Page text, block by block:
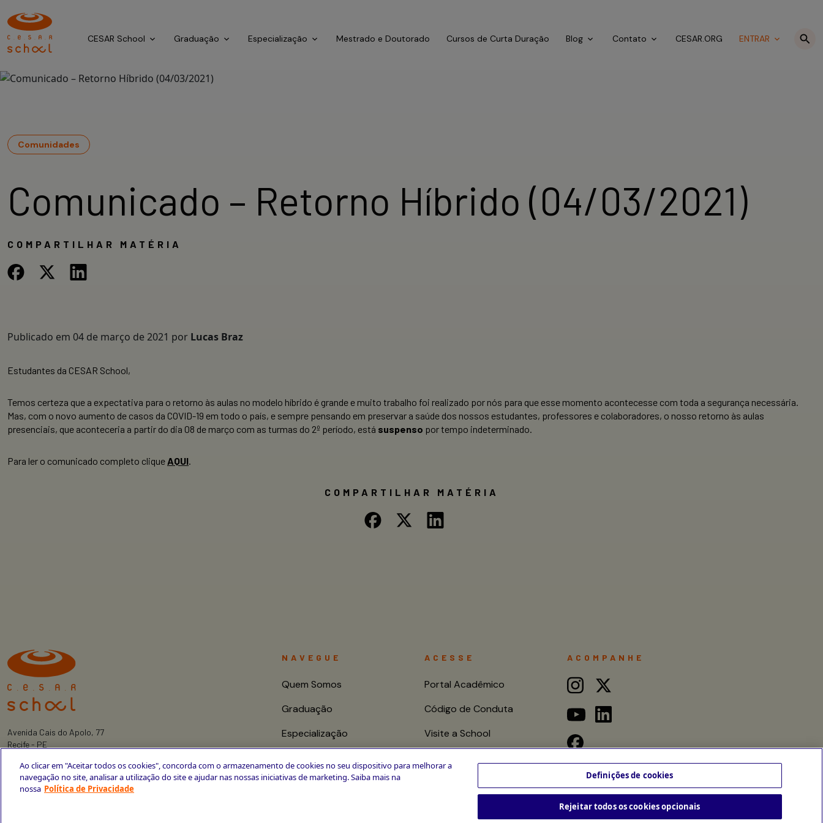
CESAR School Graduação Especialização Mestrado e Doutorado Cursos de Curta Duração Blog Contato CESAR.ORG ENTRAR
Comunidades
Comunicado – Retorno Híbrido (04/03/2021)
COMPARTILHAR MATÉRIA
Publicado em 04 de março de 2021 por Lucas Braz
Estudantes da CESAR School,
Temos certeza que a expectativa para o retorno às aulas no modelo híbrido é grande e muito trabalho foi realizado por nós para que esse momento acontecesse com toda a segurança necessária.
Mas, com o novo aumento de casos da COVID-19 em todo o país, e sempre pensando em preservar a saúde dos nossos estudantes, professores e colaboradores, o nosso retorno às aulas
presenciais, que aconteceria a partir do dia 08 de março com as turmas do 2º período, está suspenso por tempo indeterminado.
Para ler o comunicado completo clique AQUI.
COMPARTILHAR MATÉRIA
Avenida Cais do Apolo, 77
Recife - PE
+55 81 3419-6700
NAVEGUE
Quem Somos
Graduação
Especialização
Cursos de Curta
ACESSE
Portal Acadêmico
Código de Conduta
Visite a School
ACOMPANHE
Ao clicar em "Aceitar todos os cookies", concorda com o armazenamento de cookies no seu dispositivo para melhorar a
navegação no site, analisar a utilização do site e ajudar nas nossas iniciativas de marketing. Saiba mais na
nossa Política de Privacidade
Definições de cookies
Rejeitar todos os cookies opcionais